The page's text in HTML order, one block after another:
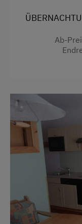
4
Fernseher
Dusche
Aussicht
Ab-